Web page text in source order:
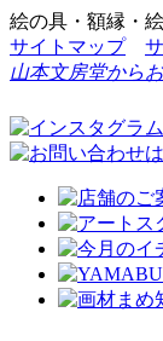
絵の具・額縁・
サイトマップ
山本文房堂から